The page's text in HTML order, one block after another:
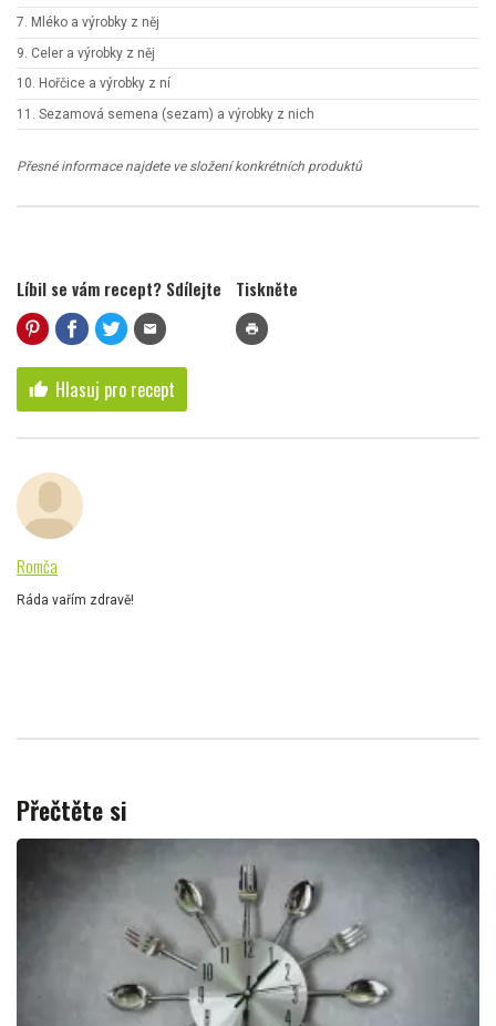
7. Mléko a výrobky z něj
9. Celer a výrobky z něj
10. Hořčice a výrobky z ní
11. Sezamová semena (sezam) a výrobky z nich
Přesné informace najdete ve složení konkrétních produktů
Líbil se vám recept? Sdílejte
mail
Tiskněte
print
thumb_up Hlasuj pro recept
Romča
Ráda vařím zdravě!
Přečtěte si